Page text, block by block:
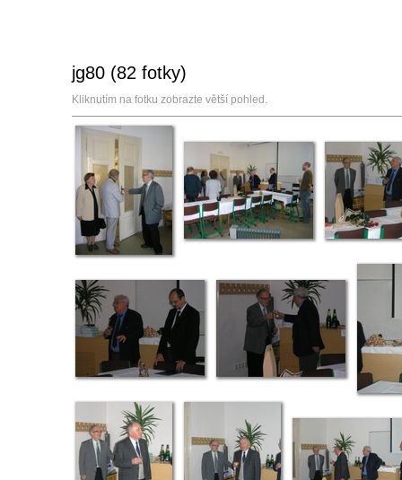
jg80 (82 fotky)
Kliknutím na fotku zobrazte větší pohled.